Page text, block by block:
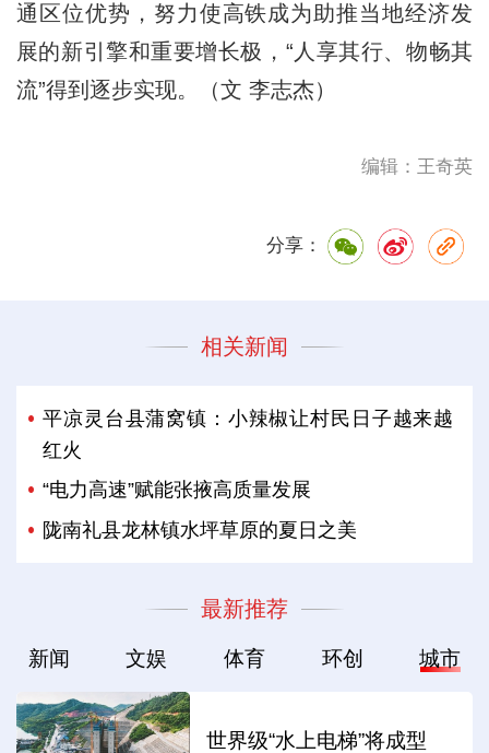
通区位优势，努力使高铁成为助推当地经济发
展的新引擎和重要增长极，“人享其行、物畅其
流”得到逐步实现。（文 李志杰）
编辑：王奇英
分享：
相关新闻
平凉灵台县蒲窝镇：小辣椒让村民日子越来越
红火
“电力高速”赋能张掖高质量发展
陇南礼县龙林镇水坪草原的夏日之美
最新推荐
新闻 文娱 体育 环创 城市
世界级“水上电梯”将成型